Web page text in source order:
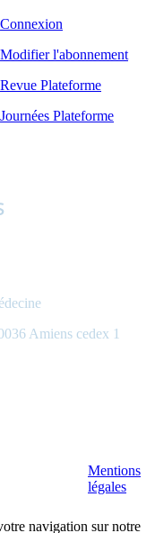
Connexion
Modifier l'abonnement
Revue Plateforme
Journées Plateforme
Amiens cedex 1
Mentions
légales
navigation sur notre